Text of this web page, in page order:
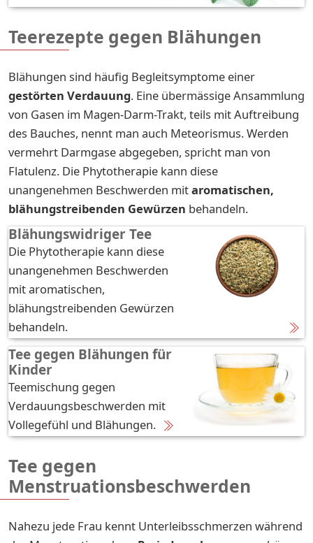
Teerezepte gegen Blähungen
Blähungen sind häufig Begleitsymptome einer
gestörten Verdauung. Eine übermässige Ansammlung
von Gasen im Magen-Darm-Trakt, teils mit Auftreibung
des Bauches, nennt man auch Meteorismus. Werden
vermehrt Darmgase abgegeben, spricht man von
Flatulenz. Die Phytotherapie kann diese
unangenehmen Beschwerden mitaromatischen,
blähungstreibenden Gewürzen behandeln.
Blähungswidriger Tee
Die Phytotherapie kann diese
unangenehmen Beschwerden
mit aromatischen,
blähungstreibenden Gewürzen
behandeln.
Tee gegen Blähungen für
Kinder
Teemischung gegen
Verdauungsbeschwerden mit
Vollegefühl und Blähungen.
Tee gegen
Menstruationsbeschwerden
Nahezu jede Frau kennt Unterleibsschmerzen während